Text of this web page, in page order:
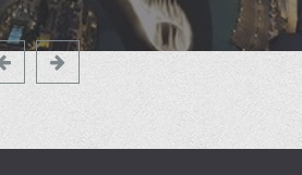
PreviousNext